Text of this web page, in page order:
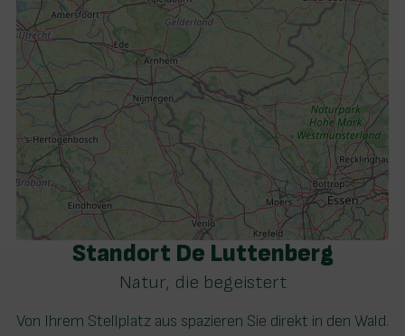
Standort De Luttenberg
Natur, die begeistert
Von Ihrem Stellplatz aus spazieren Sie direkt in den Wald.